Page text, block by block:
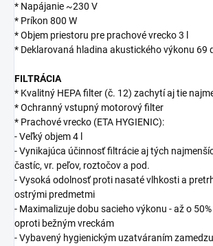
* Napájanie ~230 V
* Príkon 800 W
* Objem priestoru pre prachové vrecko 3 l
* Deklarovaná hladina akustického výkonu 69
FILTRÁCIA
* Kvalitný HEPA filter (č. 12) zachytí aj tie
* Ochranný vstupný motorový filter
* Prachové vrecko (ETA HYGIENIC):
- Veľký objem 4 l
- Vynikajúca účinnosť filtrácie aj tých
častíc, vr. peľov, roztočov a pod.
- Vysoká odolnosť proti nasaté vlhkosti a
ostrými predmetmi
- Maximalizuje dobu sacieho výkonu - až o
oproti bežným vreckám
- Vybavený hygienickým uzatváraním